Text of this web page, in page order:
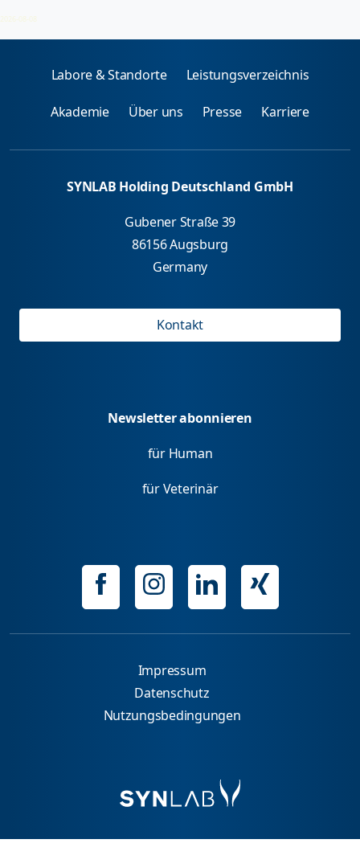
2026-08-08
Labore & Standorte Leistungsverzeichnis
Akademie Über uns Presse Karriere
SYNLAB Holding Deutschland GmbH
Gubener Straße 39
86156 Augsburg
Germany
Kontakt
Newsletter abonnieren
für Human
für Veterinär
Impressum
Datenschutz
Nutzungsbedingungen